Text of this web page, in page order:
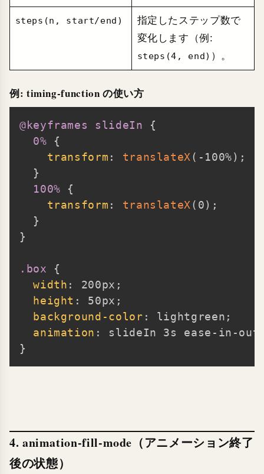
steps(n, start/end)
指定したステップ数で
変化します（例:
steps(4, end) ）。
例: timing-function の使い方
@keyframes slideIn
{
0%
{
transform : translateX( -100%) ;
}
100%
{
transform : translateX( 0) ;
}
}
.box
{
width : 200px ;
height : 50px ;
background-color : lightgreen ;
animation :
slideIn 3s ease-in-
}
4. animation-fill-mode（アニメーション終了
後の状態）